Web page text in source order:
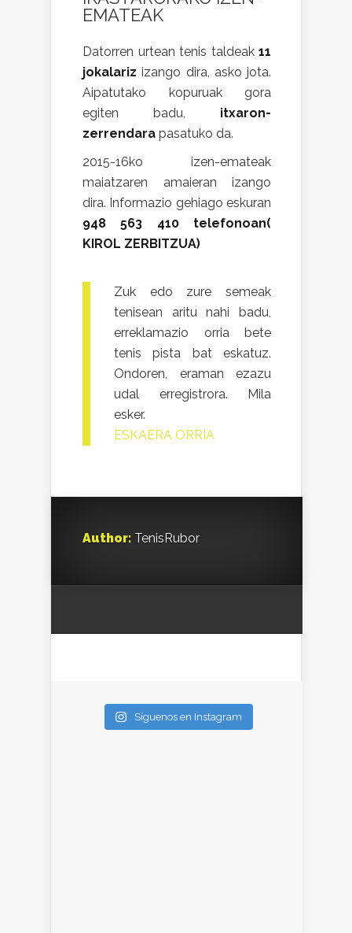
EMATEAK
Datorren urtean tenis taldeak 11
jokalariz izango dira, asko jota.
Aipatutako kopuruak gora
egiten badu, itxaron-
zerrendara pasatuko da.
2015-16ko izen-emateak
maiatzaren amaieran izango
dira. Informazio gehiago eskuran
948 563 410 telefonoan(
KIROL ZERBITZUA)
Zuk edo zure semeak
tenisean aritu nahi badu,
erreklamazio orria bete
tenis pista bat eskatuz.
Ondoren, eraman ezazu
udal erregistrora. Mila
esker.
ESKAERA ORRIA
Author: TenisRubor
Síguenos en Instagram